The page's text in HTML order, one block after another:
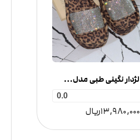
اسلیپر لژدار نگینی طبی مدل لژ ساتن
0.0
13,980,000ریال